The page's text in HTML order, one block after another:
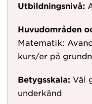
Utbildningsnivå:
Huvudområden
Matematik:
kurs/er på
Betygsskala: Väl
underkänd